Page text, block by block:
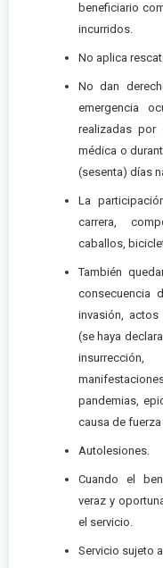
beneficiario
incurridos.
No aplica
No dan
emergencia
realizadas por
médica o
(sesenta) días
La
carrera,
caballos,
También
consecuencia
invasión,
(se haya
pandemias,
causa de fuerza
Autolesiones.
Cuando el
veraz y
el servicio.
Servicio sujeto